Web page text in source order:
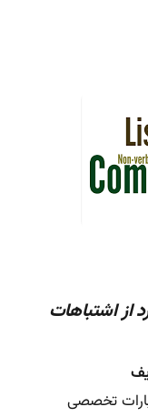
غلطهای فاحش و 40 مورد از اشتباهات
تخصصی